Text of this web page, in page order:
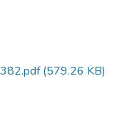
(579.26 KB)